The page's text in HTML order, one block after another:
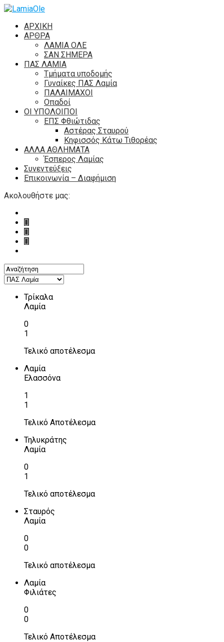
ΑΡΧΙΚΗ
ΑΡΘΡΑ
ΛΑΜΙΑ ΟΛΕ
ΣΑΝ ΣΗΜΕΡΑ
ΠΑΣ ΛΑΜΙΑ
Τμήματα υποδομής
Γυναίκες ΠΑΣ Λαμία
ΠΑΛΑΙΜΑΧΟΙ
Οπαδοί
ΟΙ ΥΠΟΛΟΙΠΟΙ
ΕΠΣ Φθιώτιδας
Αστέρας Σταυρού
Κηφισσός Κάτω Τιθορέας
ΑΛΛΑ ΑΘΛΗΜΑΤΑ
Έσπερος Λαμίας
Συνεντεύξεις
Επικοινωνία – Διαφήμιση
Ακολουθήστε μας:
Τρίκαλα
Λαμία
0
1
Τελικό αποτέλεσμα
Λαμία
Ελασσόνα
1
1
Τελικό Αποτέλεσμα
Τηλυκράτης
Λαμία
0
1
Τελικό αποτέλεσμα
Σταυρός
Λαμία
0
0
Τελικό αποτέλεσμα
Λαμία
Φιλιάτες
0
0
Τελικό Αποτέλεσμα